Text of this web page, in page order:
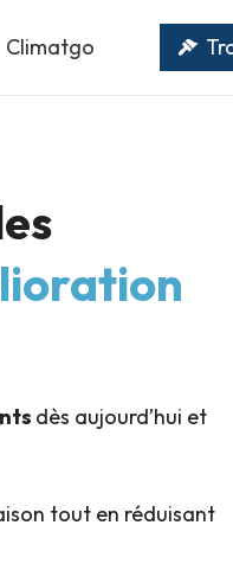
Climatgo
dès aujourd’hui et
tout en réduisant